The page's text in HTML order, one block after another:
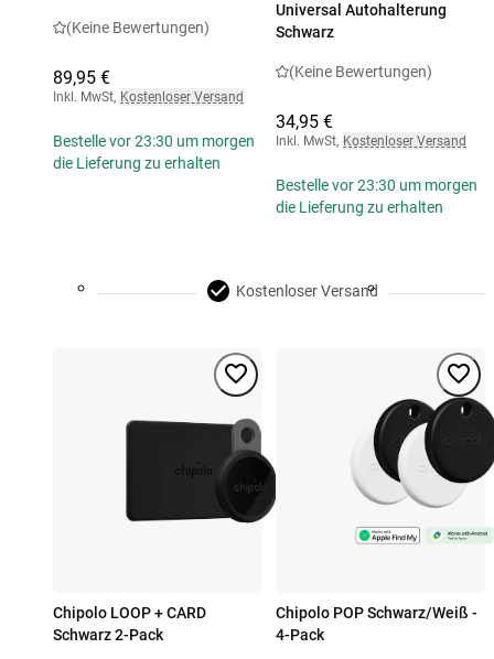
(Keine Bewertungen)
89,95 €
Inkl. MwSt, Kostenloser Versand
Bestelle vor 23:30 um morgen
die Lieferung zu erhalten
Universal Autohalterung
Schwarz
(Keine Bewertungen)
34,95 €
Inkl. MwSt, Kostenloser Versand
Bestelle vor 23:30 um morgen
die Lieferung zu erhalten
Kostenloser Versand
Chipolo LOOP + CARD
Schwarz 2-Pack
Chipolo POP Schwarz/Weiß -
4-Pack